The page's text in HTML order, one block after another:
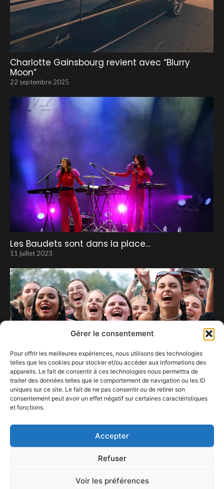
Gérer le consentement
Pour offrir les meilleures expériences, nous utilisons des technologies
telles que les cookies pour stocker et/ou accéder aux informations des
appareils. Le fait de consentir à ces technologies nous permettra de
traiter des données telles que le comportement de navigation ou les ID
uniques sur ce site. Le fait de ne pas consentir ou de retirer son
consentement peut avoir un effet négatif sur certaines caractéristiques
et fonctions.
Accepter
Refuser
Voir les préférences
Charlotte Gainsbourg revient avec “Blurry
Moon”
22 septembre 2025
Les Baudets sont dans la place…
11 juillet 2023
20 décembre 2024